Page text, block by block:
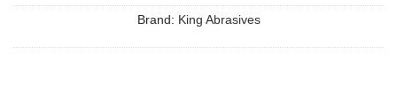
Brand: King Abrasives